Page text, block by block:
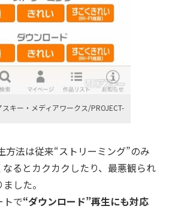
キー・メディアワークス/PROJECT-
法は従来“ストリーミング”のみ
るとカクカクしたり、最悪観られ
した。
で“ダウンロード”再生にも対応